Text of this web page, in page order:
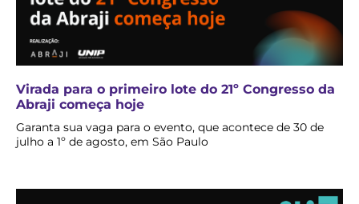
Virada para o primeiro lote do 21º Congresso da
Abraji começa hoje
Garanta sua vaga para o evento, que acontece de 30 de
julho a 1º de agosto, em São Paulo